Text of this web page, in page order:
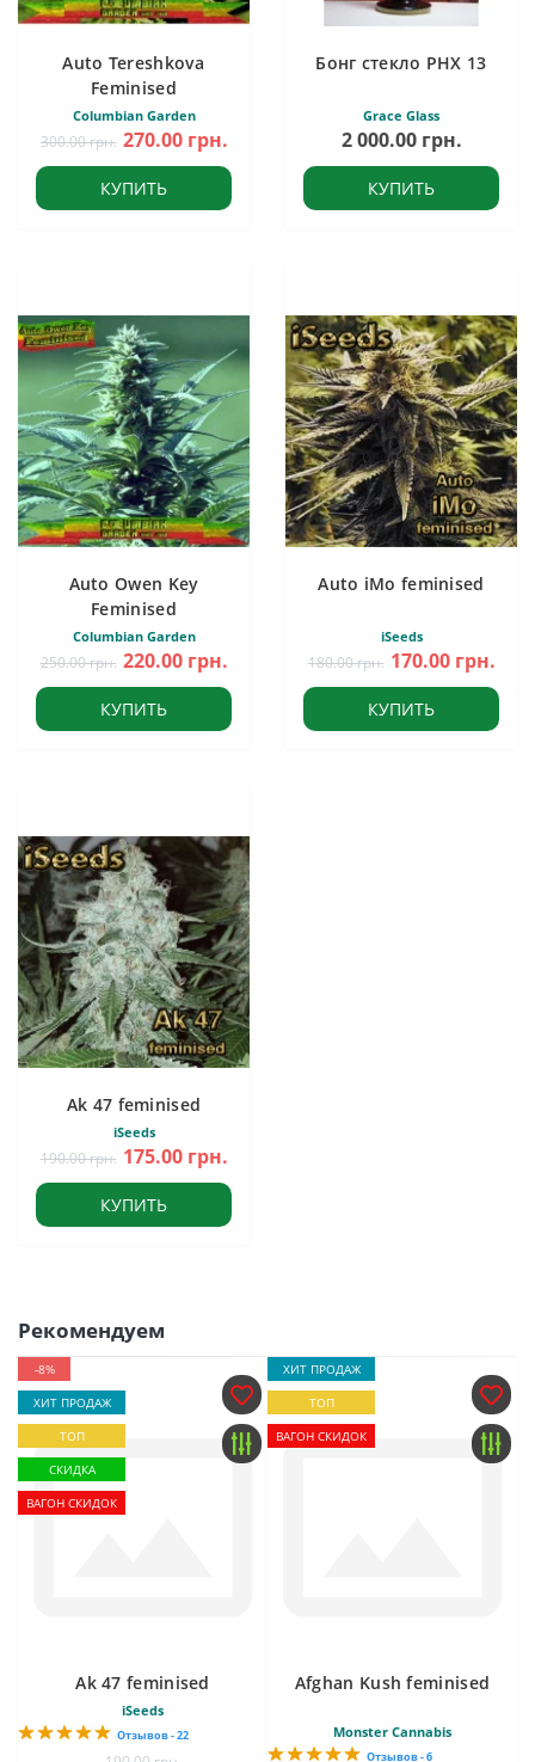
Auto Tereshkova
Feminised
Columbian Garden
300.00 грн. 270.00 грн.
КУПИТЬ
Бонг стекло PHX 13
Grace Glass
2 000.00 грн.
КУПИТЬ
Auto Owen Key
Feminised
Columbian Garden
250.00 грн. 220.00 грн.
КУПИТЬ
Auto iMo feminised
iSeeds
180.00 грн. 170.00 грн.
КУПИТЬ
Ak 47 feminised
iSeeds
190.00 грн. 175.00 грн.
КУПИТЬ
Рекомендуем
-8%
ХИТ ПРОДАЖ
ТОП
СКИДКА
ВАГОН СКИДОК
Ak 47 feminised
iSeeds
Отзывов - 22
ХИТ ПРОДАЖ
ТОП
ВАГОН СКИДОК
Afghan Kush feminised
Monster Cannabis
Отзывов - 6